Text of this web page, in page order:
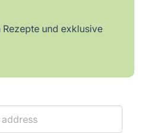
Rezepte und exklusive